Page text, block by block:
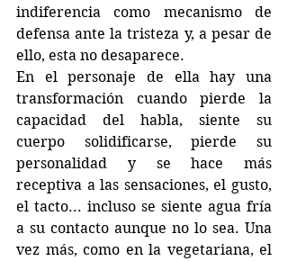
indiferencia como mecanismo de
defensa ante la tristeza y, a pesar de
ello, esta no desaparece.
En el personaje de ella hay una
transformación cuando pierde la
capacidad del habla, siente su
cuerpo solidificarse, pierde su
personalidad y se hace más
receptiva a las sensaciones, el gusto,
el tacto... incluso se siente agua fría
a su contacto aunque no lo sea. Una
vez más, como en la vegetariana, el